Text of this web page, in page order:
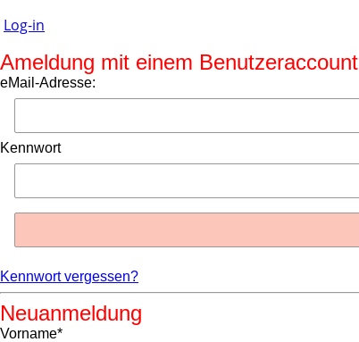
Log-in
Ameldung mit einem Benutzeraccount
eMail-Adresse:
Kennwort
Kennwort vergessen?
Neuanmeldung
Vorname*